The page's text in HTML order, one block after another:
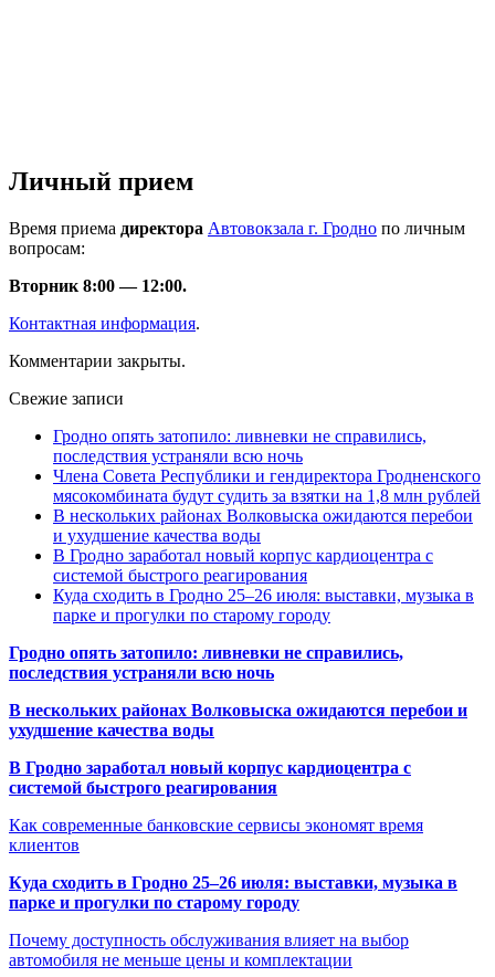
Личный прием
Время приема директора Автовокзала г. Гродно по личным
вопросам:
Вторник 8:00 — 12:00.
Контактная информация.
Комментарии закрыты.
Свежие записи
Гродно опять затопило: ливневки не справились,
последствия устраняли всю ночь
Члена Совета Республики и гендиректора Гродненского
мясокомбината будут судить за взятки на 1,8 млн рублей
В нескольких районах Волковыска ожидаются перебои
и ухудшение качества воды
В Гродно заработал новый корпус кардиоцентра с
системой быстрого реагирования
Куда сходить в Гродно 25–26 июля: выставки, музыка в
парке и прогулки по старому городу
Гродно опять затопило: ливневки не справились,
последствия устраняли всю ночь
В нескольких районах Волковыска ожидаются перебои и
ухудшение качества воды
В Гродно заработал новый корпус кардиоцентра с
системой быстрого реагирования
Как современные банковские сервисы экономят время
клиентов
Куда сходить в Гродно 25–26 июля: выставки, музыка в
парке и прогулки по старому городу
Почему доступность обслуживания влияет на выбор
автомобиля не меньше цены и комплектации